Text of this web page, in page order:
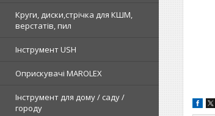
Круги, диски,стрічка для КШМ,
верстатів, пил
Інструмент USH
Оприскувачі MAROLEX
Інструмент для дому / саду /
городу